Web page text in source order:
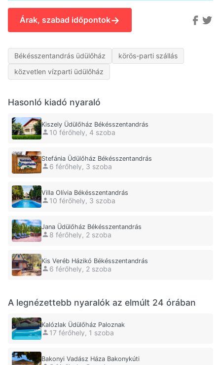
Árak, szabad időpontok→
Békésszentandrás üdülőház
körös-parti szállás
közvetlen vízparti üdülőház
Hasonló kiadó nyaraló
Kiszely Üdülőház Békésszentandrás
10 férőhely, 4 szoba
Stefánia Üdülőház Békésszentandrás
6 férőhely, 3 szoba
Villa Olívia Békésszentandrás
10 férőhely, 3 szoba
Jana Üdülőház Békésszentandrás
8 férőhely, 2 szoba
Kis Veréb Házikó Békésszentandrás
6 férőhely, 2 szoba
A legnézettebb nyaralók az elmúlt 24 órában
Kalózlak Üdülőház Paloznak
17 férőhely, 1 szoba
Bakonyi Vadász Háza Bakonykúti